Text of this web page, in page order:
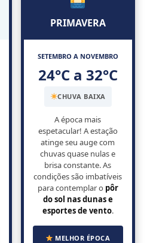
PRIMAVERA
SETEMBRO A NOVEMBRO
24°C a 32°C
CHUVA BAIXA
A época mais
espetacular! A estação
atinge seu auge com
chuvas quase nulas e
brisa constante. As
condições são imbatíveis
para contemplar o pôr
do sol nas dunas e
esportes de vento.
MELHOR ÉPOCA